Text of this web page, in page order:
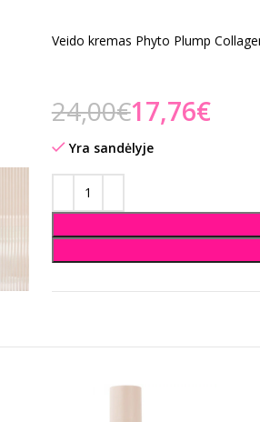
Veido kremas Phyto Plump
24,00€17,76€
Yra sandėlyje